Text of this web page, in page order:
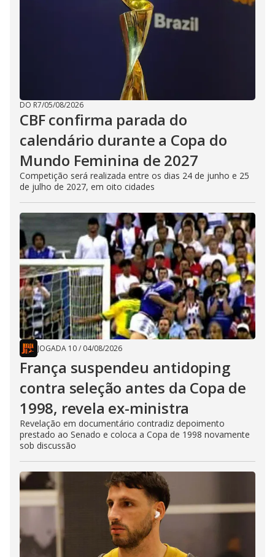
DO R7/05/08/2026
CBF confirma parada do
calendário durante a Copa do
Mundo Feminina de 2027
Competição será realizada entre os dias 24 de junho e 25
de julho de 2027, em oito cidades
JOGADA 10/ 04/08/2026
França suspendeu antidoping
contra seleção antes da Copa de
1998, revela ex-ministra
Revelação em documentário contradiz depoimento
prestado ao Senado e coloca a Copa de 1998 novamente
sob discussão